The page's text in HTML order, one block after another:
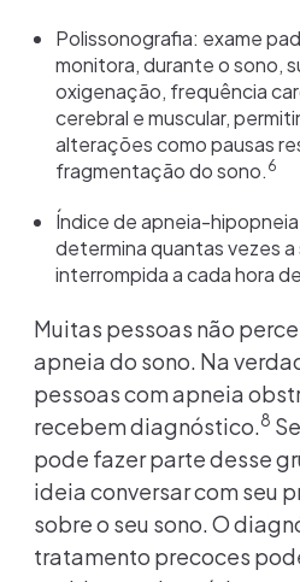
Polissonografia: exame
monitora, durante o sono,
oxigenação, frequência
cerebral e muscular,
alterações como pausas
fragmentação do sono. 6
Índice de apneia-
determina quantas vezes a
interrompida a cada hora
Muitas pessoas não
apneia do sono. Na
pessoas com apneia
recebem diagnóstico.8
pode fazer parte desse
ideia conversar com seu
sobre o seu sono. O
tratamento precoces